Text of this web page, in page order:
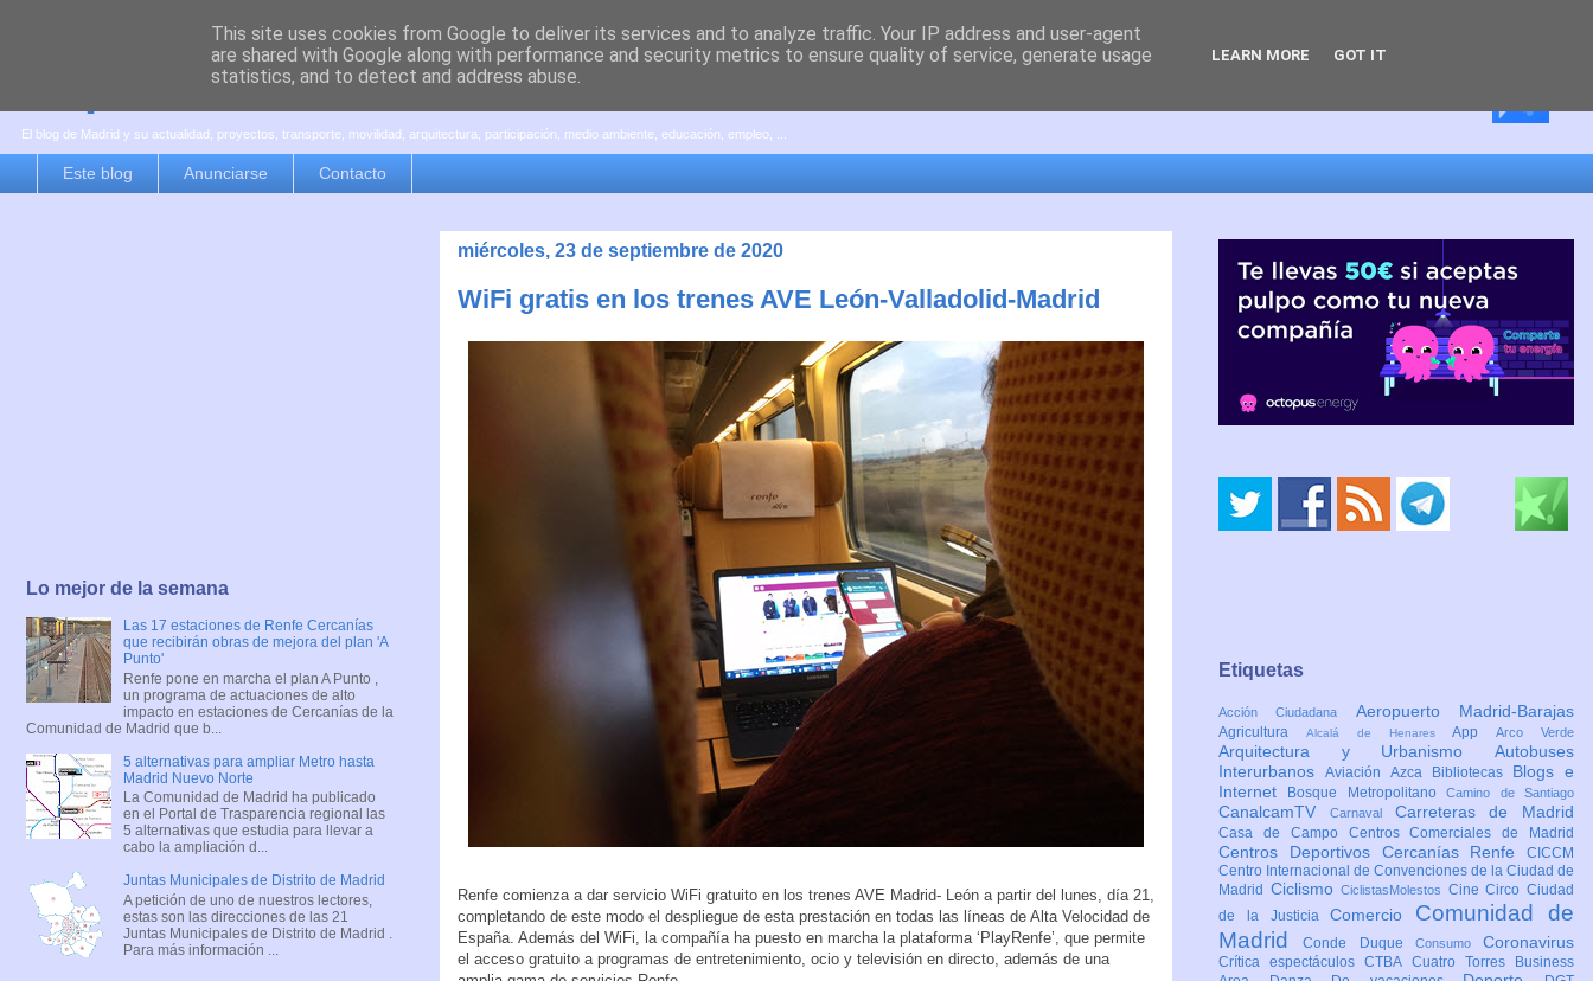
es por madrid
El blog de Madrid y su actualidad, proyectos, transporte, movilidad, arquitectura, participación, medio ambiente, educación, empleo, ...
Este blog Anunciarse Contacto
miércoles, 23 de septiembre de 2020
WiFi gratis en los trenes AVE León-Valladolid-Madrid
Renfe comienza a dar servicio WiFi gratuito en los trenes AVE Madrid- León a partir del lunes, día 21,
completando de este modo el despliegue de esta prestación en todas las líneas de Alta Velocidad de
España. Además del WiFi, la compañía ha puesto en marcha la plataforma ‘PlayRenfe’, que permite
el acceso gratuito a programas de entretenimiento, ocio y televisión en directo, además de una
Lo mejor de la semana
Las 17 estaciones de Renfe Cercanías
que recibirán obras de mejora del plan 'A
Punto'
Renfe pone en marcha el plan A Punto ,
un programa de actuaciones de alto
impacto en estaciones de Cercanías de la
Comunidad de Madrid que b...
5 alternativas para ampliar Metro hasta
Madrid Nuevo Norte
La Comunidad de Madrid ha publicado
en el Portal de Trasparencia regional las
5 alternativas que estudia para llevar a
cabo la ampliación d...
Juntas Municipales de Distrito de Madrid
A petición de uno de nuestros lectores,
estas son las direcciones de las 21
Juntas Municipales de Distrito de Madrid .
Para más información ...
Etiquetas
Acción Ciudadana Aeropuerto Madrid-Barajas
Agricultura Alcalá de HenaresAppArco Verde
Arquitectura y Urbanismo Autobuses
Interurbanos Aviación Azca Bibliotecas Blogs e
Internet
Bosque MetropolitanoCamino de Santiago
CanalcamTV Carnaval Carreteras de Madrid
Casa de Campo Centros Comerciales de Madrid
Centros Deportivos Cercanías Renfe CICCM
Centro Internacional de Convenciones de la Ciudad de
Madrid CiclismoCiclistasMolestos CineCircoCiudad
de la JusticiaComercio Comunidad de
MadridConde Duque Consumo Coronavirus
Crítica espectáculosCTBA Cuatro Torres Business
This site uses cookies from Google to deliver its services and to analyze traffic. Your IP address and user-agent
are shared with Google along with performance and security metrics to ensure quality of service, generate usage
statistics, and to detect and address abuse.
LEARN MORE GOT IT